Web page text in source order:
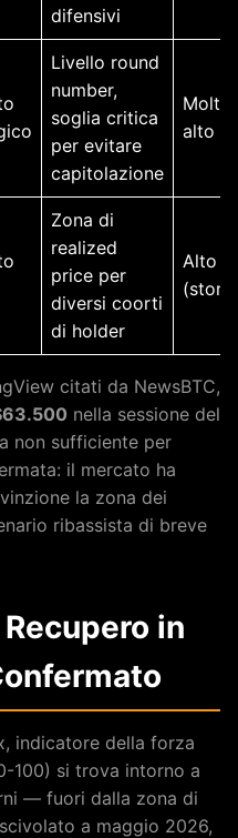
difensivi
Livello round
number,
soglia critica
per evitare
capitolazione
Molto
alto
Zona di
realized
price per
diversi coorti
di holder
Alto
citati da NewsBTC,
nella sessione del
non sufficiente per
il mercato ha
la zona dei
ribassista di breve
in
indicatore della forza
100) si trova intorno a
— fuori dalla zona di
a maggio 2026,